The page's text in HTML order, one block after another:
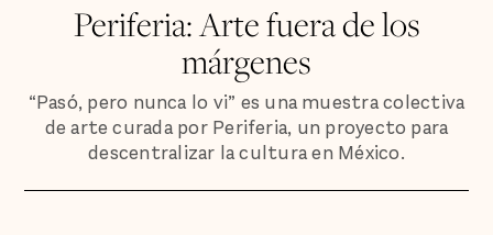
Periferia: Arte fuera de los
márgenes
“Pasó, pero nunca lo vi” es una muestra colectiva
de arte curada por Periferia, un proyecto para
descentralizar la cultura en México.